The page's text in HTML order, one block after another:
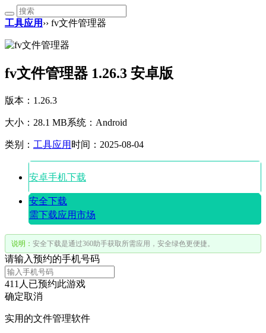
工具应用 ›› fv文件管理器
fv文件管理器 1.26.3 安卓版
版本：1.26.3
大小：28.1 MB系统：Android
类别： 工具应用 时间：2025-08-04
安卓手机下载
安全下载
需下载应用市场
说明： 安全下载是通过360助手获取所需应用，安全绿色更便捷。
请输入预约的手机号码
411 人已预约此游戏
确定取消
实用的文件管理软件